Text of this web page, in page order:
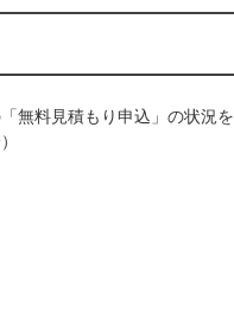
無料見積もり申込」の状況を